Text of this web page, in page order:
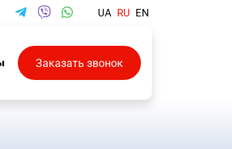
Dropdown UA RU EN
Заказать звонок